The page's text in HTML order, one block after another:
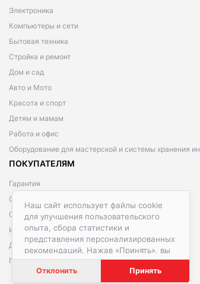
Наш сайт использует файлы cookie
для улучшения пользовательского
опыта, сбора статистики и
представления персонализированных
рекомендаций. Нажав «Принять», вы
даете согласие на обработку файлов
cookie в соответствии с
Политикой
Отклонить Принять
Электроника
Компьютеры и сети
Бытовая техника
Стройка и ремонт
Дом и сад
Авто и Мото
Красота и спорт
Детям и мамам
Работа и офис
Оборудование для мастерской и системы хранения
ПОКУПАТЕЛЯМ
Гарантия
Способы оплаты
Способы доставки
Информация о рассрочке
Договор публичной оферты
Политика обработки персональных данных